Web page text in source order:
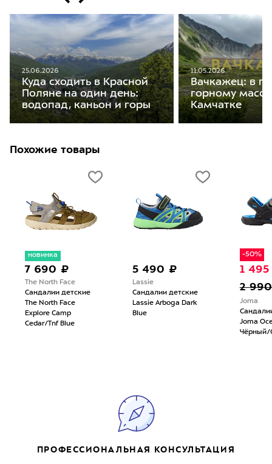
25.06.2026
Куда сходить в Красной
Поляне на один день:
водопад, каньон и горы
11.05.2026
Вачкажец: в
горному
Камчатке
Похожие товары
новинка
7 690 ₽
The North Face
Сандалии детские
The North Face
Explore Camp
Cedar/Tnf Blue
5 490 ₽
Lassie
Сандалии детские
Lassie Arboga Dark
Blue
-50%
1
2
Joma
Joma
Чёрный/
ПРОФЕССИОНАЛЬНАЯ КОНСУЛЬТАЦИЯ